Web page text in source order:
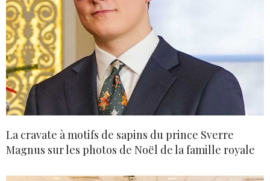
La cravate à motifs de sapins du prince Sverre
Magnus sur les photos de Noël de la famille royale